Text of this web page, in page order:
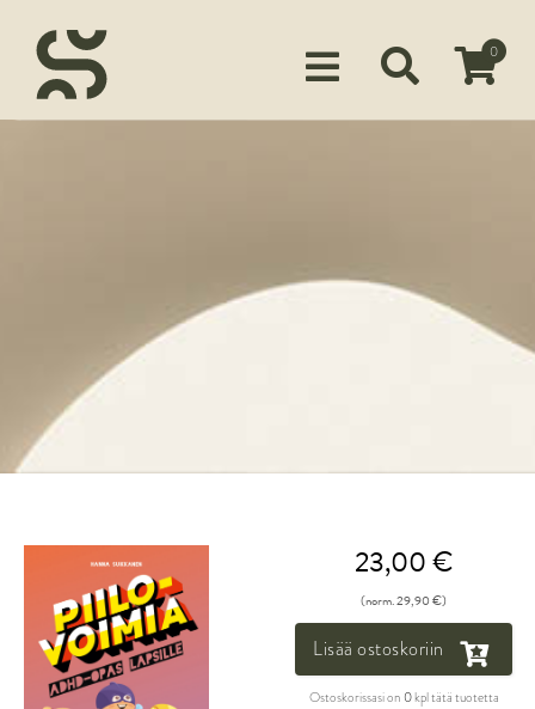
0
23,00 €
(norm. 29,90 €)
Lisää ostoskoriin
Ostoskorissasi on 0kpl tätä tuotetta